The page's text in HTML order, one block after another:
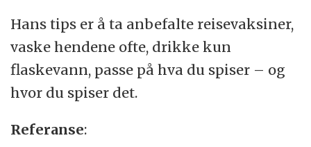
Hans tips er å ta anbefalte reisevaksiner,
vaske hendene ofte, drikke kun
flaskevann, passe på hva du spiser – og
hvor du spiser det.
Referanse: